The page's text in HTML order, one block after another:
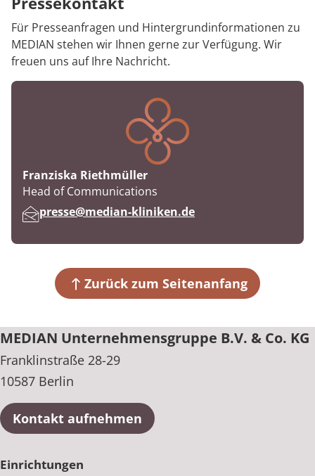
Für Presseanfragen und Hintergrundinformationen zu
MEDIAN stehen wir Ihnen gerne zur Verfügung. Wir
freuen uns auf Ihre Nachricht.
Franziska Riethmüller
Berufstitel:
Head of Communications
E-Mail:presse@median-kliniken.de
Zurück zum Seitenanfang
MEDIAN Unternehmensgruppe B.V. & Co. KG
Franklinstraße 28-29
10587 Berlin
Kontakt aufnehmen
Einrichtungen